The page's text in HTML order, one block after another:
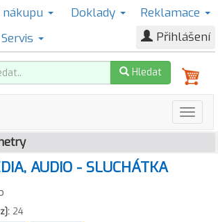
nákupu Doklady
Reklamace
Servis
Přihlášení
Hledat
AUDIO - SLUCHÁTKA
24